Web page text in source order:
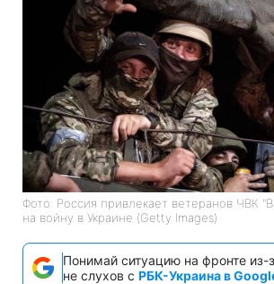
Фото: Россия привлекает ветеранов ЧВК
на войну в Украине (Getty Images)
Понимай ситуацию на фронте из-
не слухов с РБК-Украина в